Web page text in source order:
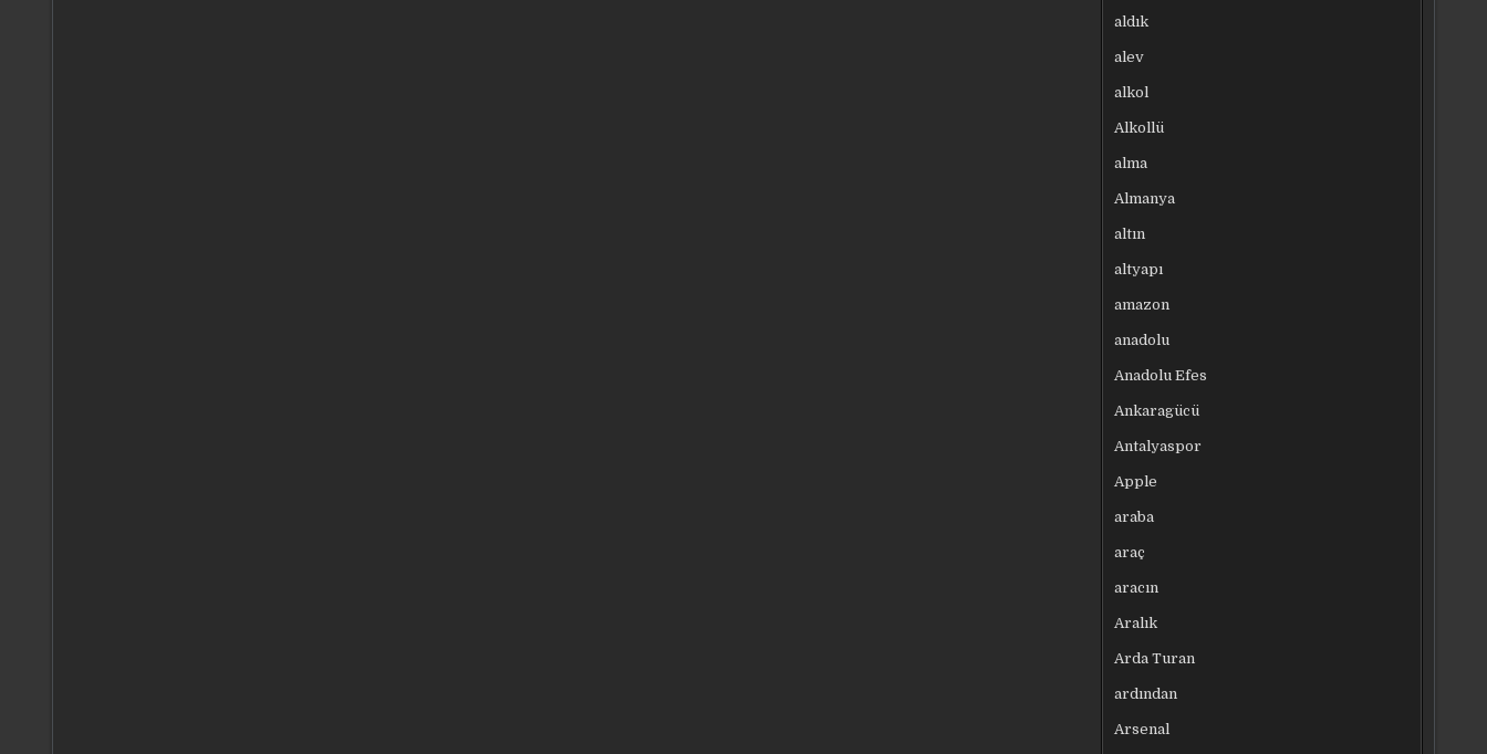
aldık
alev
alkol
Alkollü
alma
Almanya
altın
altyapı
amazon
anadolu
Anadolu Efes
Ankaragücü
Antalyaspor
Apple
araba
araç
aracın
Aralık
Arda Turan
ardından
Arsenal